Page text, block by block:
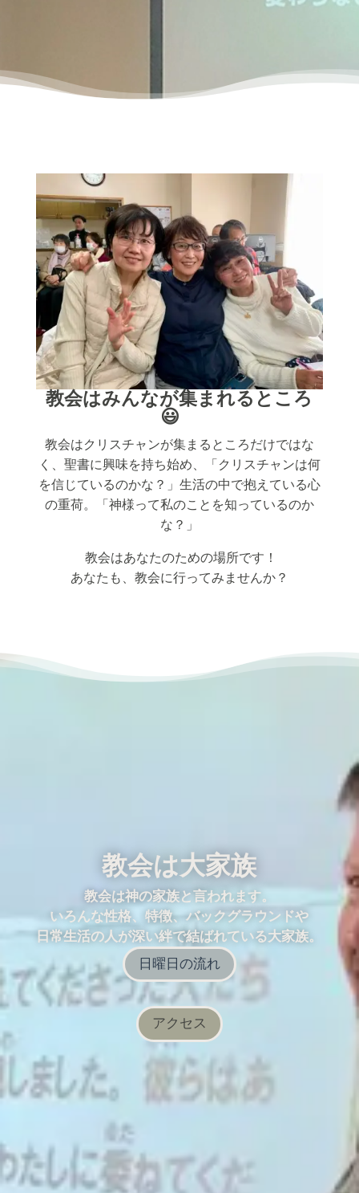
教会はみんなが集まれるところ
😃
教会はクリスチャンが集まるところだけではな
く、聖書に興味を持ち始め、「クリスチャンは何
を信じているのかな？」生活の中で抱えている心
の重荷。「神様って私のことを知っているのか
な？」
教会はあなたのための場所です！
あなたも、教会に行ってみませんか？
教会は大家族
教会は神の家族と言われます。
いろんな性格、特徴、バックグラウンドや
日常生活の人が深い絆で結ばれている大家族。
日曜日の流れ
アクセス